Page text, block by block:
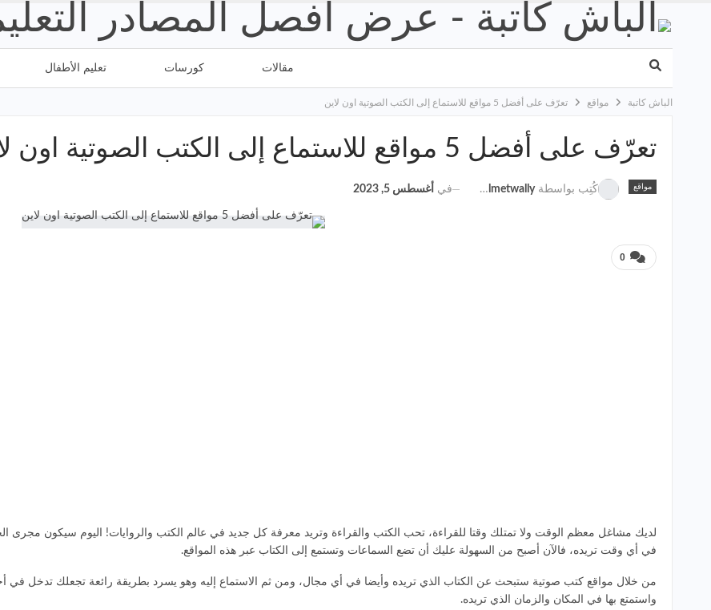
تعليم الأطفال كورسات مقالات
الباش كاتبة مواقع تعرّف على أفضل 5 مواقع للاستماع إلى الكتب الصوتية اون لاين
تعرّف على أفضل 5 مواقع للاستماع إلى الكتب الصوتية اون لاين
مواقع كُتِب بواسطةHagar Elmetwally في أغسطس 5, 2023
0
لديك مشاغل معظم الوقت ولا تمتلك وقتا للقراءة، تحب الكتب والقراءة وتريد معرفة كل جديد في عالم الكتب والروايات! اليوم سيكون مجرى
في أي وقت تريده، فالآن أصبح من السهولة عليك أن تضع السماعات وتستمع إلى الكتاب عبر هذه المواقع.
من خلال مواقع كتب صوتية ستبحث عن الكتاب الذي تريده وأيضا في أي مجال، ومن ثم الاستماع إليه وهو يسرد بطريقة رائعة تجعلك تدخل في
واستمتع بها في المكان والزمان الذي تريده.